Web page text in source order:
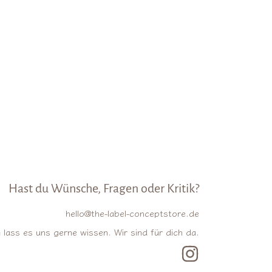
Hast du Wünsche, Fragen oder Kritik?
hello@the-label-conceptstore.de
lass es uns gerne wissen. Wir sind für dich da.